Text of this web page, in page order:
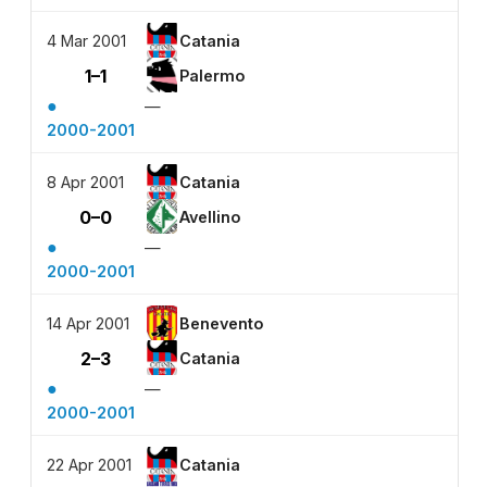
4 Mar 2001 Catania
1–1 Palermo
●
—
2000-2001
8 Apr 2001 Catania
0–0 Avellino
●
—
2000-2001
14 Apr 2001 Benevento
2–3 Catania
●
—
2000-2001
22 Apr 2001 Catania